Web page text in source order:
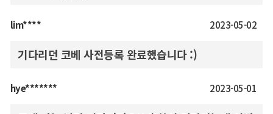
lim**** 2023-05-02
기다리던 코베 사전등록 완료했습니다 :)
hye******* 2023-05-01